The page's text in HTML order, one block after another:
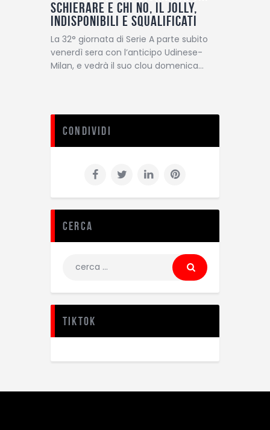
schierare e chi no, il Jolly,
indisponibili e squalificati
La 32° giornata di Serie A parte subito
venerdì sera con l’anticipo Udinese-
Milan, e vedrà il suo clou domenica…
Condividi
Cerca
TikTok